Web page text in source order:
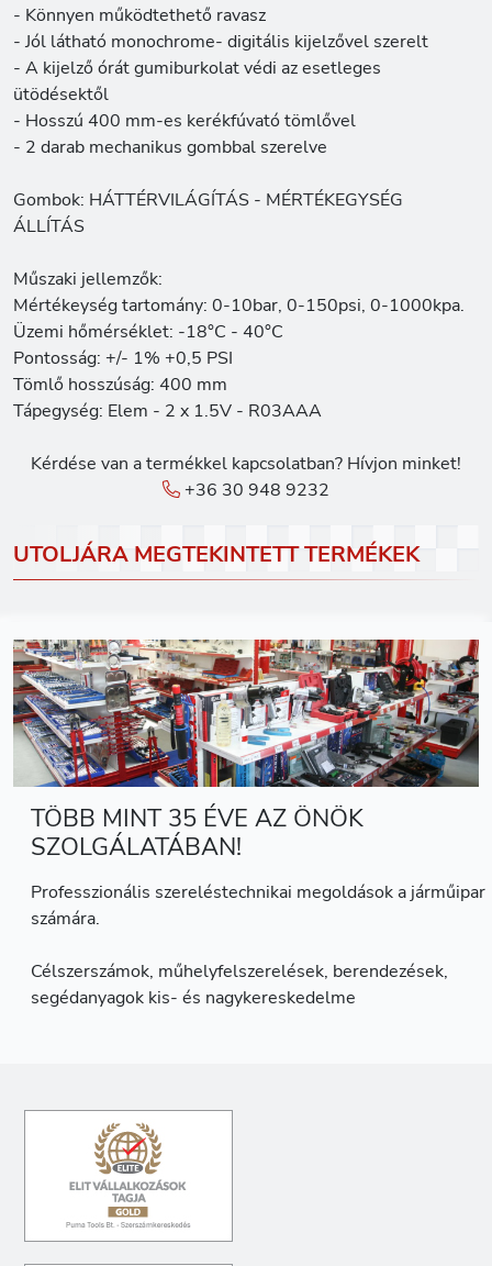
- Könnyen működtethető ravasz
- Jól látható monochrome- digitális kijelzővel szerelt
- A kijelző órát gumiburkolat védi az esetleges
ütödésektől
- Hosszú 400 mm-es kerékfúvató tömlővel
- 2 darab mechanikus gombbal szerelve
Gombok: HÁTTÉRVILÁGÍTÁS - MÉRTÉKEGYSÉG
ÁLLÍTÁS
Műszaki jellemzők:
Mértékeység tartomány: 0-10bar, 0-150psi, 0-1000kpa.
Üzemi hőmérséklet: -18°C - 40°C
Pontosság: +/- 1% +0,5 PSI
Tömlő hosszúság: 400 mm
Tápegység: Elem - 2 x 1.5V - R03AAA
Kérdése van a termékkel kapcsolatban? Hívjon minket!
+36 30 948 9232
UTOLJÁRA MEGTEKINTETT TERMÉKEK
TÖBB MINT 35 ÉVE AZ ÖNÖK
SZOLGÁLATÁBAN!
Professzionális szereléstechnikai megoldások a járműipar
számára.
Célszerszámok, műhelyfelszerelések, berendezések,
segédanyagok kis- és nagykereskedelme